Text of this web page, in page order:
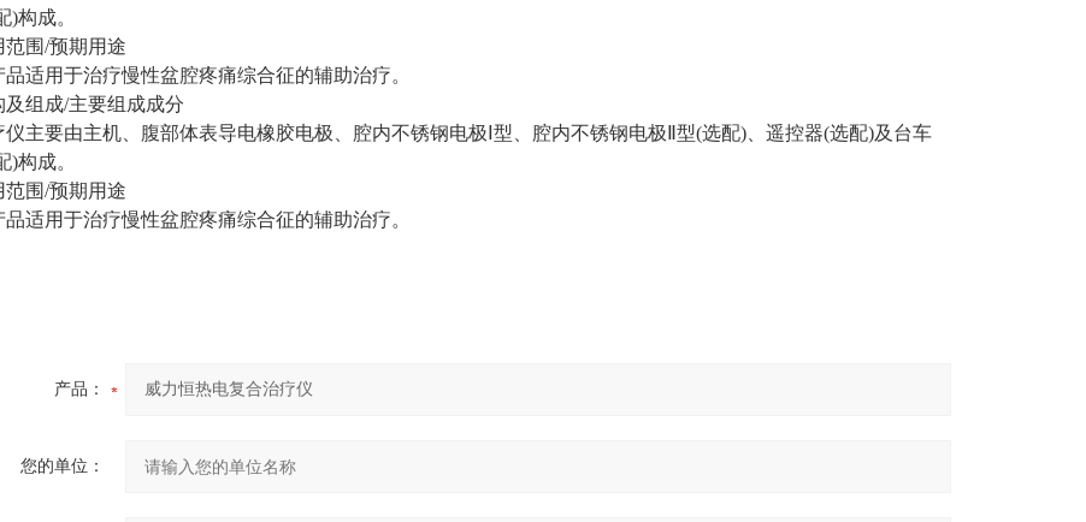
)构成。
范围/预期用途
品适用于治疗慢性盆腔疼痛综合征的辅助治疗。
及组成/主要组成成分
仪主要由主机、腹部体表导电橡胶电极、腔内不锈钢电极Ⅰ型、腔内不锈钢电极Ⅱ型(选配)、遥控器(选配)及台车
)构成。
范围/预期用途
品适用于治疗慢性盆腔疼痛综合征的辅助治疗。
产品：
您的单位：